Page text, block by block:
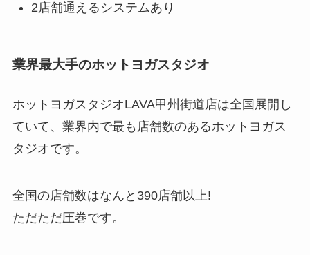
2店舗通えるシステムあり
業界最大手のホットヨガスタジオ
ホットヨガスタジオLAVA甲州街道店は全国展開し
ていて、業界内で最も店舗数のあるホットヨガス
タジオです。
全国の店舗数はなんと 390店舗以上!
ただただ圧巻です。